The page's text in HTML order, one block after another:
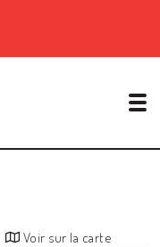
Voir sur la carte